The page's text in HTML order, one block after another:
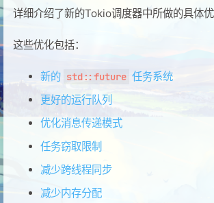
详细介绍了新的Tokio调度器中所做的具体优
这些优化包括：
新的 std::future 任务系统
更好的运行队列
优化消息传递模式
任务窃取限制
减少跨线程同步
减少内存分配